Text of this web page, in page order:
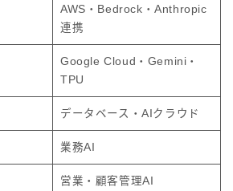
AWS・Bedrock・Anthropic
連携
Google Cloud・Gemini・
TPU
データベース・AIクラウド
業務AI
営業・顧客管理AI